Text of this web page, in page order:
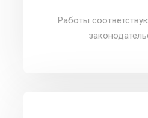
Работы